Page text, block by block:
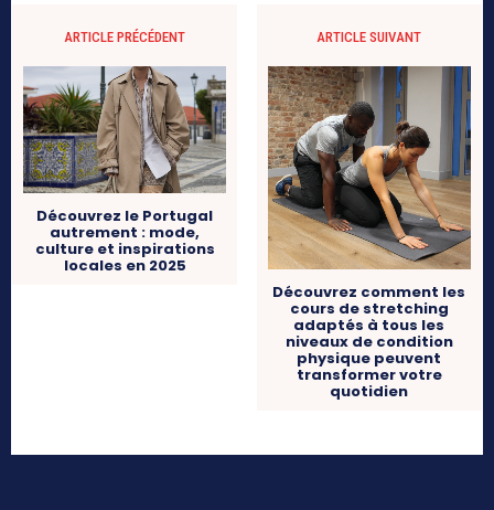
ARTICLE PRÉCÉDENT
Découvrez le Portugal
autrement : mode,
culture et inspirations
locales en 2025
ARTICLE SUIVANT
Découvrez comment les
cours de stretching
adaptés à tous les
niveaux de condition
physique peuvent
transformer votre
quotidien